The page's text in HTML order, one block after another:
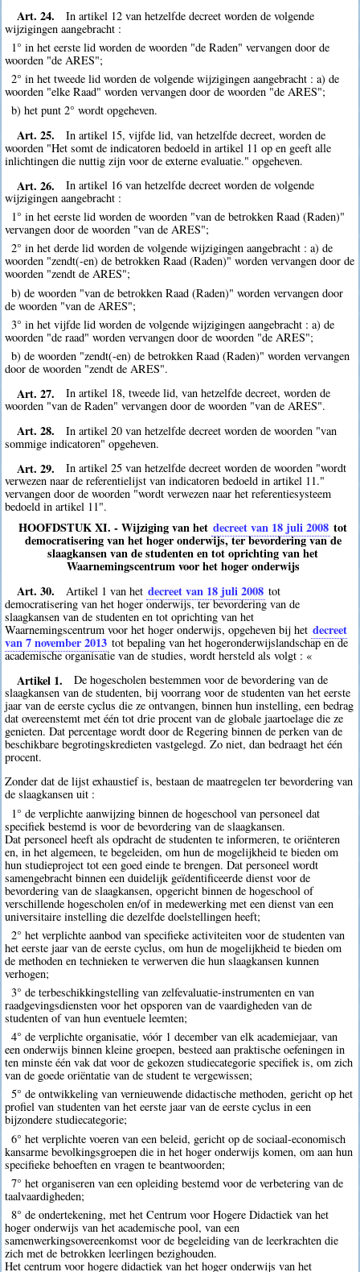
Art. 24.
In artikel 12 van hetzelfde decreet worden de volgende
wijzigingen aangebracht :
1° in het eerste lid worden de woorden "de Raden" vervangen door de
woorden "de ARES";
2° in het tweede lid worden de volgende wijzigingen aangebracht : a) de
woorden "elke Raad" worden vervangen door de woorden "de ARES";
b) het punt 2° wordt opgeheven.
Art. 25.
In artikel 15, vijfde lid, van hetzelfde decreet, worden de
woorden "Het somt de indicatoren bedoeld in artikel 11 op en geeft alle
inlichtingen die nuttig zijn voor de externe evaluatie." opgeheven.
Art. 26.
In artikel 16 van hetzelfde decreet worden de volgende
wijzigingen aangebracht :
1° in het eerste lid worden de woorden "van de betrokken Raad (Raden)"
vervangen door de woorden "van de ARES";
2° in het derde lid worden de volgende wijzigingen aangebracht : a) de
woorden "zendt(-en) de betrokken Raad (Raden)" worden vervangen door de
woorden "zendt de ARES";
b) de woorden "van de betrokken Raad (Raden)" worden vervangen door
de woorden "van de ARES";
3° in het vijfde lid worden de volgende wijzigingen aangebracht : a) de
woorden "de raad" worden vervangen door de woorden "de ARES";
b) de woorden "zendt(-en) de betrokken Raad (Raden)" worden vervangen
door de woorden "zendt de ARES".
Art. 27.
In artikel 18, tweede lid, van hetzelfde decreet, worden de
woorden "van de Raden" vervangen door de woorden "van de ARES".
Art. 28.
In artikel 20 van hetzelfde decreet worden de woorden "van
sommige indicatoren" opgeheven.
Art. 29.
In artikel 25 van hetzelfde decreet worden de woorden "wordt
verwezen naar de referentielijst van indicatoren bedoeld in artikel 11."
vervangen door de woorden "wordt verwezen naar het referentiesysteem
bedoeld in artikel 11".
HOOFDSTUK XI. - Wijziging van het decreet van 18 juli 2008 tot
democratisering van het hoger onderwijs, ter bevordering van de
slaagkansen van de studenten en tot oprichting van het
Waarnemingscentrum voor het hoger onderwijs
Art. 30.
Artikel 1 van het decreet van 18 juli 2008 tot
democratisering van het hoger onderwijs, ter bevordering van de
slaagkansen van de studenten en tot oprichting van het
Waarnemingscentrum voor het hoger onderwijs, opgeheven bij het decreet
van 7 november 2013 tot bepaling van het hogeronderwijslandschap en de
academische organisatie van de studies, wordt hersteld als volgt : «
Artikel 1.
De hogescholen bestemmen voor de bevordering van de
slaagkansen van de studenten, bij voorrang voor de studenten van het eerste
jaar van de eerste cyclus die ze ontvangen, binnen hun instelling, een bedrag
dat overeenstemt met één tot drie procent van de globale jaartoelage die ze
genieten. Dat percentage wordt door de Regering binnen de perken van de
beschikbare begrotingskredieten vastgelegd. Zo niet, dan bedraagt het één
procent.
Zonder dat de lijst exhaustief is, bestaan de maatregelen ter bevordering van
de slaagkansen uit :
1° de verplichte aanwijzing binnen de hogeschool van personeel dat
specifiek bestemd is voor de bevordering van de slaagkansen.
Dat personeel heeft als opdracht de studenten te informeren, te oriënteren
en, in het algemeen, te begeleiden, om hun de mogelijkheid te bieden om
hun studieproject tot een goed einde te brengen. Dat personeel wordt
samengebracht binnen een duidelijk geïdentificeerde dienst voor de
bevordering van de slaagkansen, opgericht binnen de hogeschool of
verschillende hogescholen en/of in medewerking met een dienst van een
universitaire instelling die dezelfde doelstellingen heeft;
2° het verplichte aanbod van specifieke activiteiten voor de studenten van
het eerste jaar van de eerste cyclus, om hun de mogelijkheid te bieden om
de methoden en technieken te verwerven die hun slaagkansen kunnen
verhogen;
3° de terbeschikkingstelling van zelfevaluatie-instrumenten en van
raadgevingsdiensten voor het opsporen van de vaardigheden van de
studenten of van hun eventuele leemten;
4° de verplichte organisatie, vóór 1 december van elk academiejaar, van
een onderwijs binnen kleine groepen, besteed aan praktische oefeningen in
ten minste één vak dat voor de gekozen studiecategorie specifiek is, om zich
van de goede oriëntatie van de student te vergewissen;
5° de ontwikkeling van vernieuwende didactische methoden, gericht op het
profiel van studenten van het eerste jaar van de eerste cyclus in een
bijzondere studiecategorie;
6° het verplichte voeren van een beleid, gericht op de sociaal-economisch
kansarme bevolkingsgroepen die in het hoger onderwijs komen, om aan hun
specifieke behoeften en vragen te beantwoorden;
7° het organiseren van een opleiding bestemd voor de verbetering van de
taalvaardigheden;
8° de ondertekening, met het Centrum voor Hogere Didactiek van het
hoger onderwijs van het academische pool, van een
samenwerkingsovereenkomst voor de begeleiding van de leerkrachten die
zich met de betrokken leerlingen bezighouden.
Het centrum voor hogere didactiek van het hoger onderwijs van het